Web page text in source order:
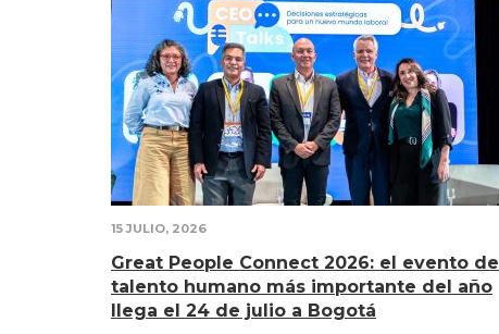
15 JULIO, 2026
Great People Connect 2026: el evento de
talento humano más importante del año
llega el 24 de julio a Bogotá